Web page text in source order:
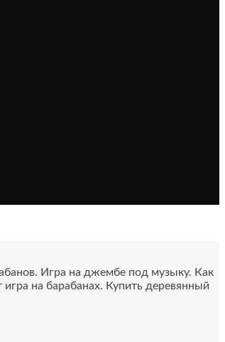
Игра на джембе под музыку. Как
на барабанах. Купить деревянный